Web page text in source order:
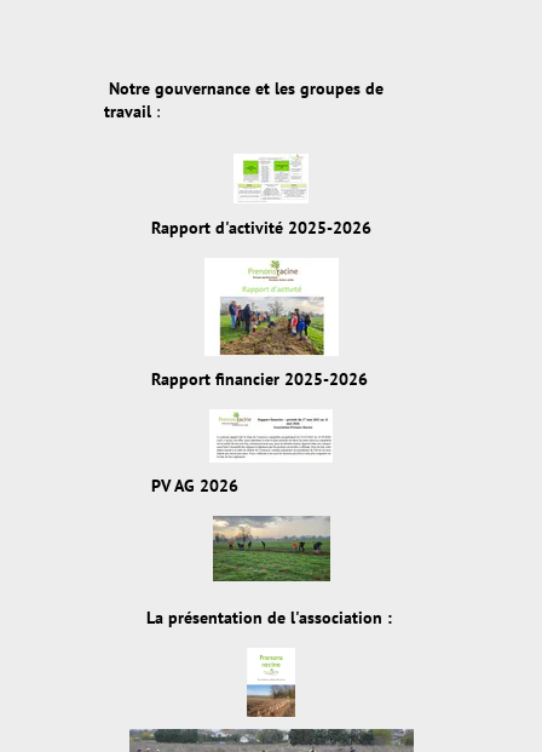
Notre gouvernance et les groupes de
travail:
Rapport d'activité 2025-2026
Rapport financier 2025-2026
PV AG 2026
La présentation de l'association :